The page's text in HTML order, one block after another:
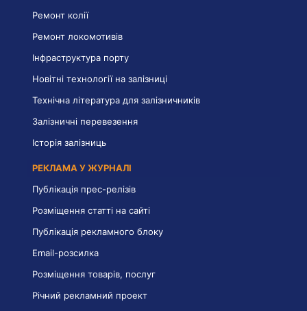
Ремонт колії
Ремонт локомотивів
Інфраструктура порту
Новітні технології на залізниці
Технічна література для залізничників
Залізничні перевезення
Історія залізниць
РЕКЛАМА У ЖУРНАЛІ
Публікація прес-релізів
Розміщення статті на сайті
Публікація рекламного блоку
Email-розсилка
Розміщення товарів, послуг
Річний рекламний проект